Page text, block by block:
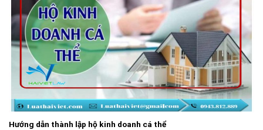
Hướng dẫn thành lập hộ kinh doanh cá thể